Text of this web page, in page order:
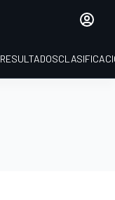
RESULTADOS